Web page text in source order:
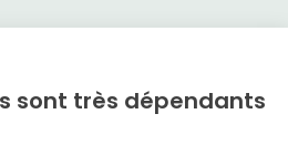
sont très dépendants